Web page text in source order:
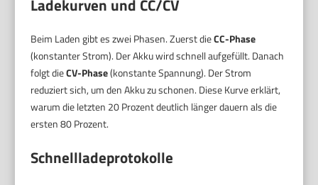
Ladekurven und CC/CV
Beim Laden gibt es zwei Phasen. Zuerst dieCC-Phase
(konstanter Strom). Der Akku wird schnell aufgefüllt. Danach
folgt dieCV-Phase(konstante Spannung). Der Strom
reduziert sich, um den Akku zu schonen. Diese Kurve erklärt,
warum die letzten 20 Prozent deutlich länger dauern als die
ersten 80 Prozent.
Schnellladeprotokolle